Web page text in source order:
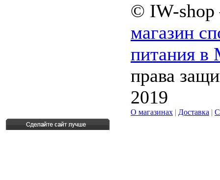
© IW-
магазин
питания в
права
2019
О магазинах | Доставка |